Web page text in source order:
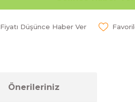
Fiyatı Düşünce Haber Ver
Önerileriniz